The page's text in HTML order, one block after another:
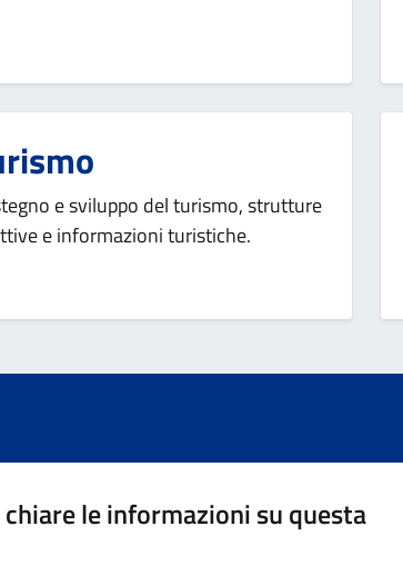
e sviluppo del turismo, strutture
e informazioni turistiche.
le informazioni su questa